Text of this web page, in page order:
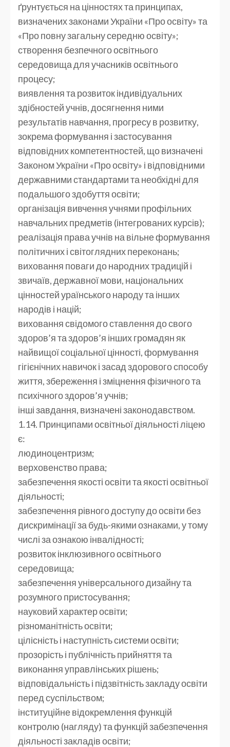
ґрунтується на цінностях та принципах,
визначених законами України «Про освіту» та
«Про повну загальну середню освіту»;
створення безпечного освітнього
середовища для учасників освітнього
процесу;
виявлення та розвиток індивідуальних
здібностей учнів, досягнення ними
результатів навчання, прогресу в розвитку,
зокрема формування і застосування
відповідних компетентностей, що визначені
Законом України «Про освіту» і відповідними
державними стандартами та необхідні для
подальшого здобуття освіти;
організація вивчення учнями профільних
навчальних предметів (інтегрованих курсів);
реалізація права учнів на вільне формування
політичних і світоглядних переконань;
виховання поваги до народних традицій і
звичаїв, державної мови, національних
цінностей ураїнського народу та інших
народів і націй;
виховання свідомого ставлення до свого
здоров’я та здоров’я інших громадян як
найвищої соціальної цінності, формування
гігієнічних навичок і засад здорового способу
життя, збереження і зміцнення фізичного та
психічного здоров’я учнів;
інші завдання, визначені законодавством.
1.14. Принципами освітньої діяльності ліцею
є:
людиноцентризм;
верховенство права;
забезпечення якості освіти та якості освітньої
діяльності;
забезпечення рівного доступу до освіти без
дискримінації за будь-якими ознаками, у тому
числі за ознакою інвалідності;
розвиток інклюзивного освітнього
середовища;
забезпечення універсального дизайну та
розумного пристосування;
науковий характер освіти;
різноманітність освіти;
цілісність і наступність системи освіти;
прозорість і публічність прийняття та
виконання управлінських рішень;
відповідальність і підзвітність закладу освіти
перед суспільством;
інституційне відокремлення функцій
контролю (нагляду) та функцій забезпечення
діяльності закладів освіти;